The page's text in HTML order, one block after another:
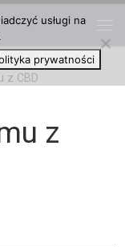
z CBD
z
usługi na
prywatności